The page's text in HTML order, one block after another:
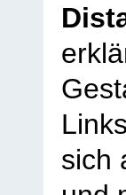
sich